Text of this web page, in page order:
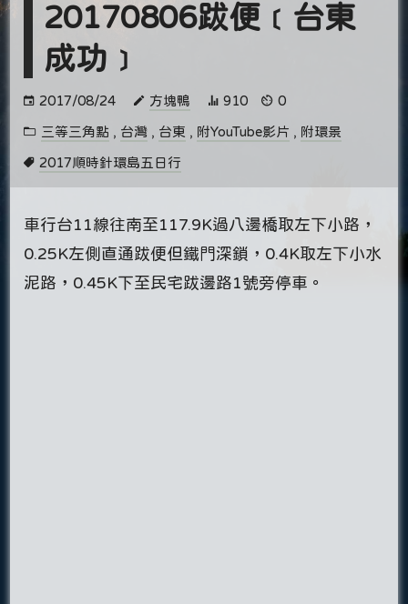
20170806跋便﹝台東
成功﹞
2017/08/24 方塊鴨 910 0
三等三角點 , 台灣 , 台東 , 附YouTube影片 , 附環景
2017順時針環島五日行
車行台11線往南至117.9K過八邊橋取左下小路，
0.25K左側直通跋便但鐵門深鎖，0.4K取左下小水
泥路，0.45K下至民宅跋邊路1號旁停車。